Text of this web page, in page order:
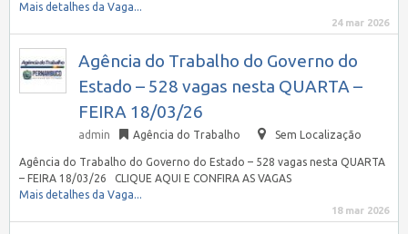
Mais detalhes da Vaga...
24 mar 2026
Agência do Trabalho do Governo do
Estado – 528 vagas nesta QUARTA –
FEIRA 18/03/26
admin Agência do Trabalho Sem Localização
Agência do Trabalho do Governo do Estado – 528 vagas nesta QUARTA
– FEIRA 18/03/26 CLIQUE AQUI E CONFIRA AS VAGAS
Mais detalhes da Vaga...
18 mar 2026